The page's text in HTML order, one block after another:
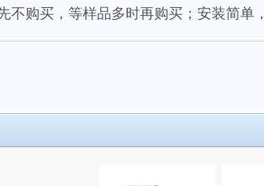
不购买，等样品多时再购买；安装简单